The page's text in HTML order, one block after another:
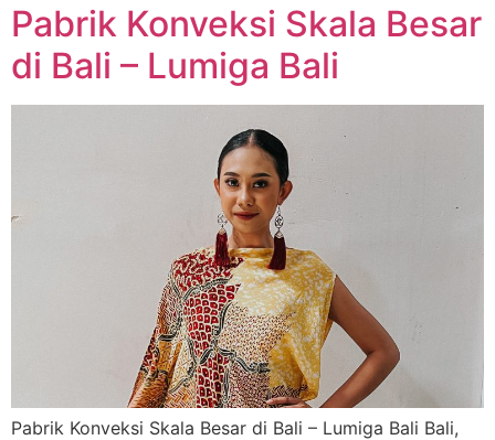
Pabrik Konveksi Skala Besar
di Bali – Lumiga Bali
Pabrik Konveksi Skala Besar di Bali – Lumiga Bali Bali,